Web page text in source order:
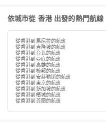
依城市從 香港 出發的熱門航線
從香港到馬尼拉的航班
從香港到吉隆坡的航班
從香港到台北的航班
從香港到亞庇的航班
從香港到高雄的航班
從香港到梳邦的航班
從香港到安赫勒斯的航班
從香港到東京的航班
從香港到新加坡的航班
從香港到檳城的航班
從香港到首爾的航班